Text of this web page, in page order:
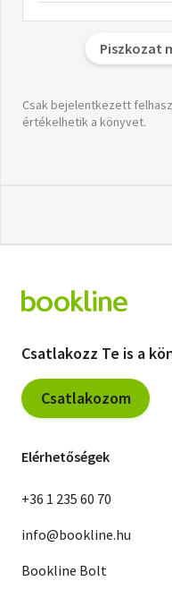
Piszkozat
Csak bejelentkezett
értékelhetik a könyvet.
Csatlakozz Te is a
Csatlakozom
Elérhetőségek
+36 1 235 60 70
info@bookline.hu
Bookline Bolt